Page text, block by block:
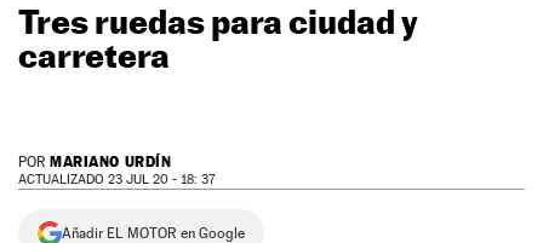
MOTOS
TECNOLOGÍA
SERVICIOS
NEWSLETTER
Tres ruedas para ciudad y
carretera
POR MARIANO URDÍN
ACTUALIZADO 23 JUL 20 - 18: 37
Añadir EL MOTOR en Google